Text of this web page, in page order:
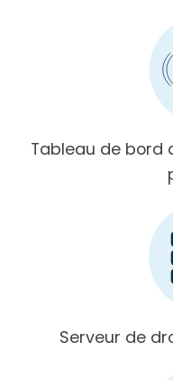
Tableau de bord
Serveur de